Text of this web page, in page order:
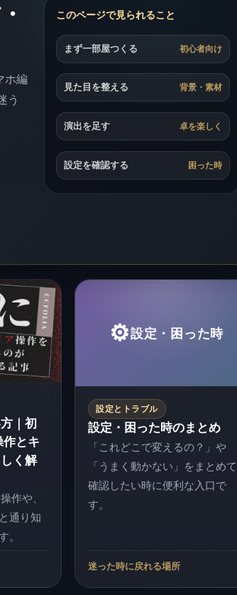
ホ編
う
このページで見られること
まず一部屋つくる 初心者向け
見た目を整える 背景・素材
演出を足す 卓を楽しく
設定を確認する 困った時
｜初
作とキ
く解
作や、
通り知
。
⚙️設定・困った時
設定とトラブル
設定・困った時のまとめ
「これどこで変えるの？」や
「うまく動かない」をまとめて
確認したい時に便利な入口で
す。
迷った時に戻れる場所